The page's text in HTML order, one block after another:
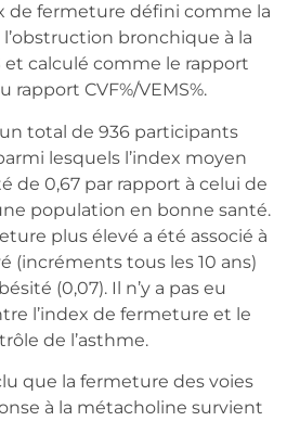
de fermeture défini comme la
bronchique à la
et calculé comme le rapport
rapport CVF%/VEMS%.
de 936 participants
lesquels l’index moyen
de 0,67 par rapport à celui de
population en bonne santé.
plus élevé a été associé à
(incréments tous les 10 ans)
(0,07). Il n’y a pas eu
l’index de fermeture et le
de l’asthme.
la fermeture des voies
à la métacholine survient